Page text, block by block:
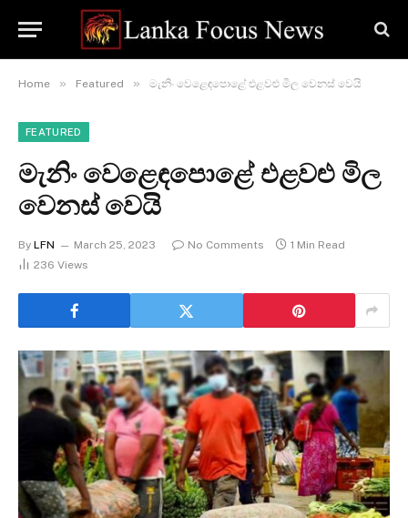
Home » Featured » මැනිං වෙළෙඳපොළේ එළවළු මිල වෙනස් වෙයි
FEATURED
මැනිං වෙළෙඳපොළේ එළවළු මිල
වෙනස් වෙයි
By LFN March 25, 2023 No Comments
1 Min Read
236 Views